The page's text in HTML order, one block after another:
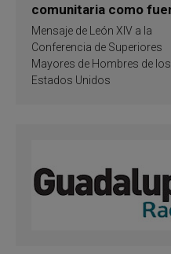
comunitaria como
de inspiración y
santificación
Mensaje de León XIV a la
Conferencia de Superiores
Mayores de Hombres de los
Estados Unidos